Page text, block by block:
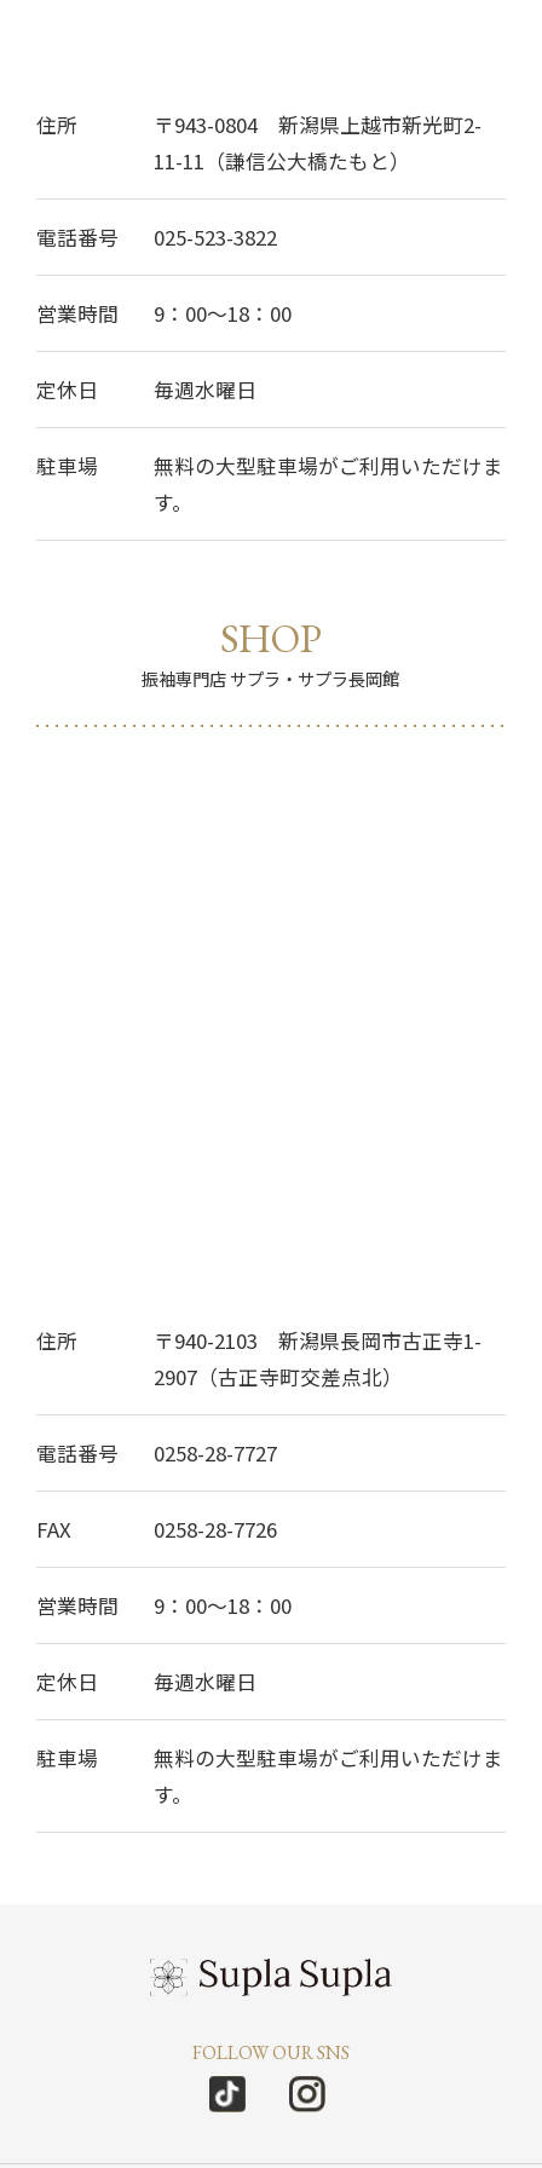
住所
〒943-0804 新潟県上越市新光町2-
11-11（謙信公大橋たもと）
電話番号 025-523-3822
営業時間 9：00〜18：00
定休日 毎週水曜日
駐車場
無料の大型駐車場がご利用いただけま
す。
SHOP
振袖専門店 サプラ・サプラ長岡館
住所
〒940-2103 新潟県長岡市古正寺1-
2907（古正寺町交差点北）
電話番号 0258-28-7727
FAX 0258-28-7726
営業時間 9：00〜18：00
定休日 毎週水曜日
駐車場
無料の大型駐車場がご利用いただけま
す。
FOLLOW OUR SNS